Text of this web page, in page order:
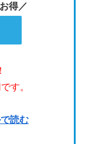
得／
す。
読む